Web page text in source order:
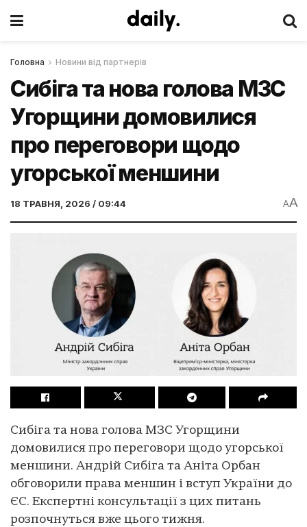
Головна Новини від партнерів
Сибіга та нова голова МЗС
Угорщини домовилися
про переговори щодо
угорської меншини
18 ТРАВНЯ, 2026 / 09:44 AA
Сибіга та нова голова МЗС Угорщини
домовилися про переговори щодо угорської
меншини. Андрій Сибіга та Аніта Орбан
обговорили права меншин і вступ України до
ЄС. Експертні консультації з цих питань
розпочнуться вже цього тижня.